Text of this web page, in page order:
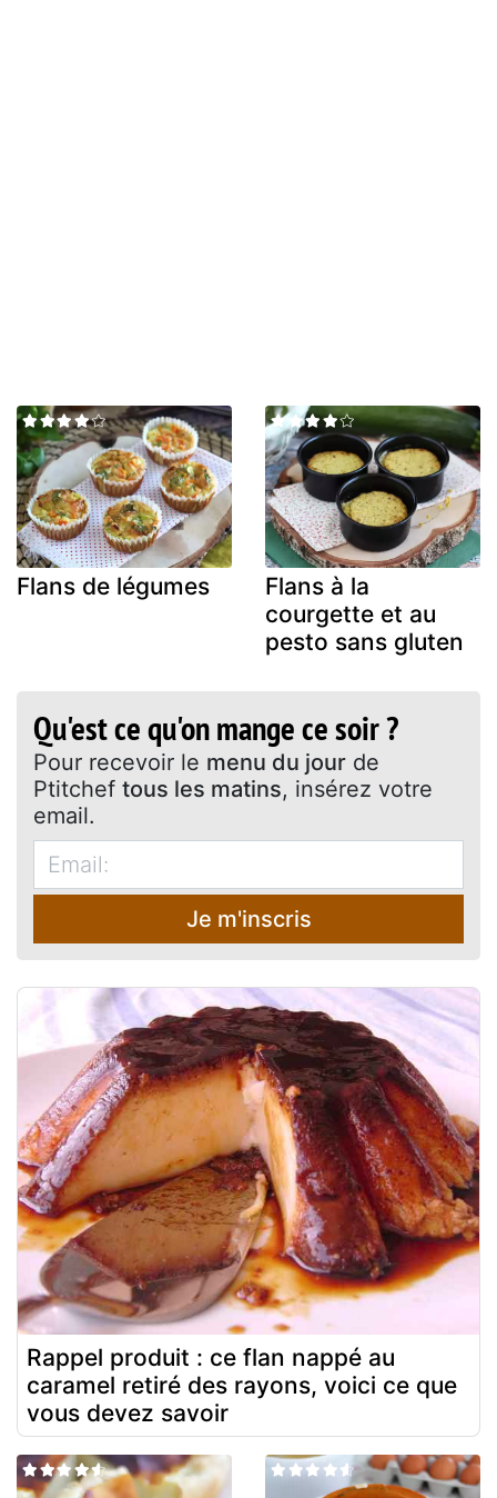
Flans de légumes
Flans à la
courgette et au
pesto sans gluten
Qu'est ce qu'on mange ce soir ?
Pour recevoir le menu du jour de
Ptitchef tous les matins, insérez votre
email.
Je m'inscris
Rappel produit : ce flan nappé au
caramel retiré des rayons, voici ce que
vous devez savoir